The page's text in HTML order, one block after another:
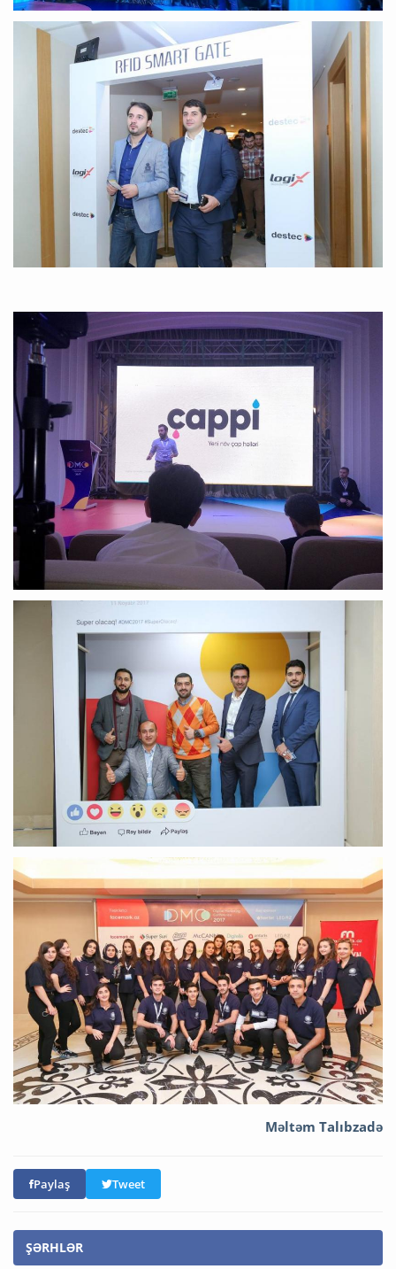
Məltəm Talıbzadə
Paylaş Tweet
ŞƏRHLƏR